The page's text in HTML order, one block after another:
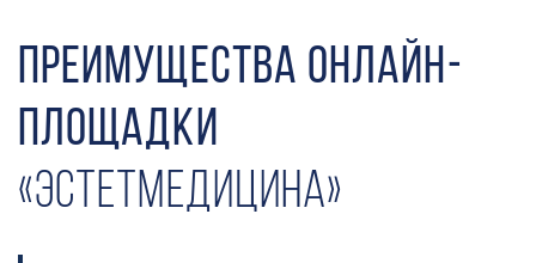
Преимущества Онлайн-
площадки
«ЭстетМедицина»